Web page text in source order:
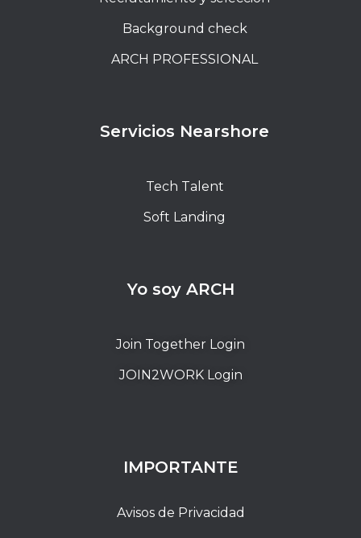
Background check
ARCH PROFESSIONAL
Servicios Nearshore
Tech Talent
Soft Landing
Yo soy ARCH
Join Together Login
JOIN2WORK Login
IMPORTANTE
Avisos de Privacidad